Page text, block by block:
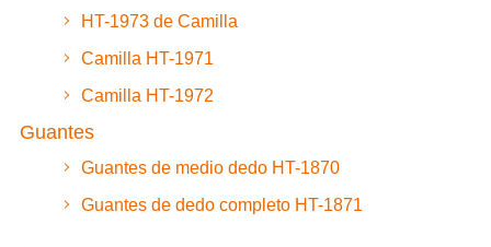
HT-1973 de Camilla
Camilla HT-1971
Camilla HT-1972
Guantes
Guantes de medio dedo HT-1870
Guantes de dedo completo HT-1871